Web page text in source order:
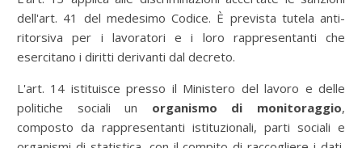
dell'art. 41 del medesimo Codice. È prevista tutela anti-
ritorsiva per i lavoratori e i loro rappresentanti che
esercitano i diritti derivanti dal decreto.
L'art. 14 istituisce presso il Ministero del lavoro e delle
politiche sociali un organismo di monitoraggio,
composto da rappresentanti istituzionali, parti sociali e